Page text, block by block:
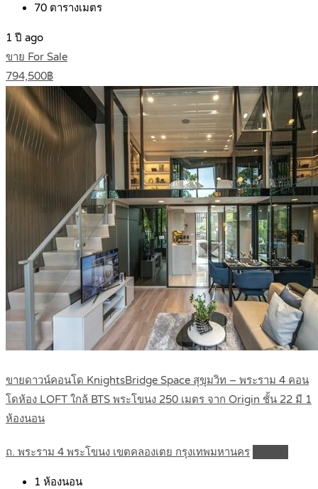
70 ตารางเมตร
1 ปี ago
ขาย For Sale
794,500฿
ขายดาวน์คอนโด KnightsBridge Space สุขุมวิท – พระราม 4 คอน
โดห้อง LOFT ใกล้ BTS พระโขนง 250 เมตร จาก Origin ชั้น 22 มี 1
ห้องนอน
ถ. พระราม 4 พระโขนง เขตคลองเตย กรุงเทพมหานคร
1 ห้องนอน